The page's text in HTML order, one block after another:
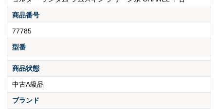
商品番号
77785
型番
商品状態
中古A級品
ブランド